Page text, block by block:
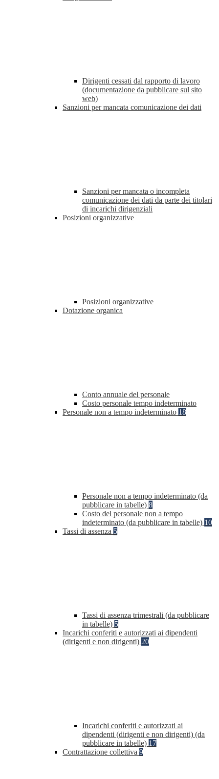
Dirigenti cessati dal rapporto di lavoro
(documentazione da pubblicare sul sito
web)
Sanzioni per mancata comunicazione dei dati
Sanzioni per mancata o incompleta
comunicazione dei dati da parte dei titolari
di incarichi dirigenziali
Posizioni organizzative
Posizioni organizzative
Dotazione organica
Conto annuale del personale
Costo personale tempo indeterminato
Personale non a tempo indeterminato 18
Personale non a tempo indeterminato (da
pubblicare in tabelle) 8
Costo del personale non a tempo
indeterminato (da pubblicare in tabelle) 10
Tassi di assenza 5
Tassi di assenza trimestrali (da pubblicare
in tabelle) 5
Incarichi conferiti e autorizzati ai dipendenti
(dirigenti e non dirigenti) 20
Incarichi conferiti e autorizzati ai
dipendenti (dirigenti e non dirigenti) (da
pubblicare in tabelle) 17
Contrattazione collettiva 9